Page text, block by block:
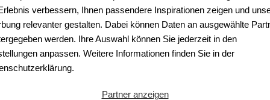
verbessern, Ihnen passendere Inspirationen zeigen und
relevanter gestalten. Dabei können Daten an ausgewählte
werden. Ihre Auswahl können Sie jederzeit in den
anpassen. Weitere Informationen finden Sie in der
Partner anzeigen
Da ist etwas schiefgelaufen.
Leider ist ein technischer Fehler aufgetreten.
Bitte laden Sie die Seite neu.